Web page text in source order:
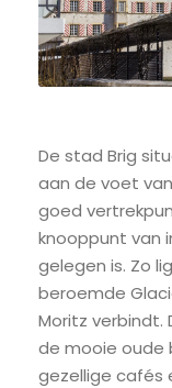
De stad Brig
aan de voet
goed
knooppunt van
gelegen is. Zo
beroemde
Moritz verbindt.
de mooie oude
gezellige cafés